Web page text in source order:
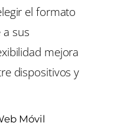
el formato
sus
mejora
dispositivos y
Móvil